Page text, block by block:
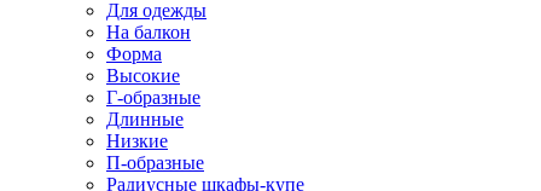
Для одежды
На балкон
Форма
Высокие
Г-образные
Длинные
Низкие
П-образные
Радиусные шкафы-купе